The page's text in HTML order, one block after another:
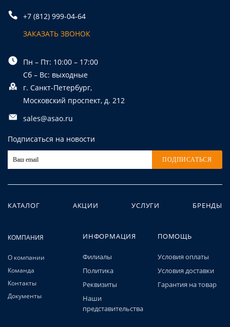
+7 (812) 999-04-64
ЗАКАЗАТЬ ЗВОНОК
Пн – Пт: 10:00 – 17:00
Сб – Вс: выходные
г. Санкт-Петербург,
Московский проспект, д. 212
sales@asao.ru
Подписаться на новости
ПОДПИСАТЬСЯ
КАТАЛОГ АКЦИИ УСЛУГИ БРЕНДЫ
КОМПАНИЯ
О компании
Команда
Контакты
Документы
ИНФОРМАЦИЯ
Филиалы
Политика
Реквизиты
Наши
представительства
ПОМОЩЬ
Условия оплаты
Условия доставки
Гарантия на товар